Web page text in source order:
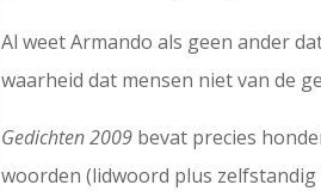
Al weet Armando als geen ander
waarheid dat mensen niet van de
Gedichten 2009 bevat precies
woorden (lidwoord plus